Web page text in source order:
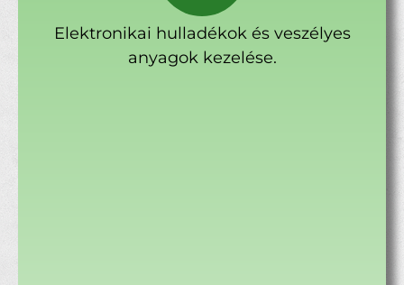
Elektronikai hulladékok és veszélyes
anyagok kezelése.